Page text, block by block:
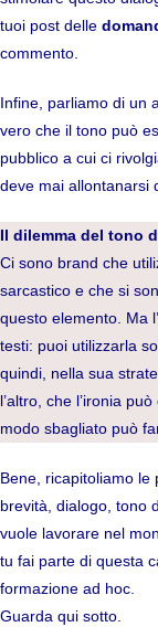
tuoi post delle
commento.
Infine, parliamo di un
vero che il tono può
pubblico a cui ci
deve mai allontanarsi
Il dilemma del tono
Ci sono brand che
sarcastico e che si
questo elemento. Ma
testi: puoi utilizzarla
quindi, nella sua
l’altro, che l’ironia
modo sbagliato può
Bene, ricapitoliamo le
brevità, dialogo, tono
vuole lavorare nel
tu fai parte di questa
formazione ad hoc.
Guarda qui sotto.